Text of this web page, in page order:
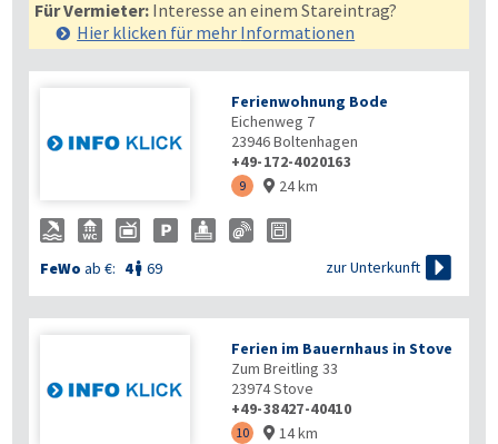
Für Vermieter: Interesse an einem Stareintrag?
Hier klicken für mehr Informationen
Ferienwohnung Bode
Eichenweg 7
23946Boltenhagen
+49-172-4020163
9  24 km
FeWo ab €: 4 69 zur Unterkunft 
Ferien im Bauernhaus in Stove
Zum Breitling 33
23974Stove
+49-38427-40410
10  14 km